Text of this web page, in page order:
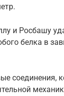
и Росбашу
белка в
соединения,